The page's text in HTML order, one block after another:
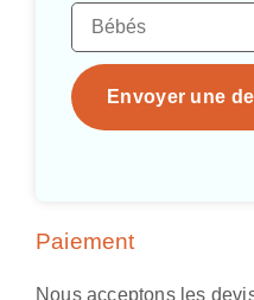
Envoyer une
Paiement
Nous acceptons les